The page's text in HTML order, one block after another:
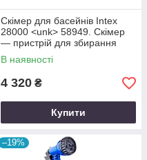
Скімер для басейнів Intex
28000 <unk> 58949. Скімер
— пристрій для збирання
сміття з поверхні води.
В наявності
4 320 ₴
Купити
–19%